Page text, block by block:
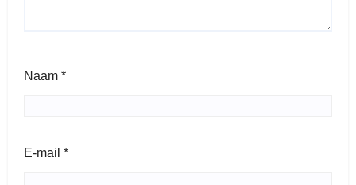
Naam *
E-mail *